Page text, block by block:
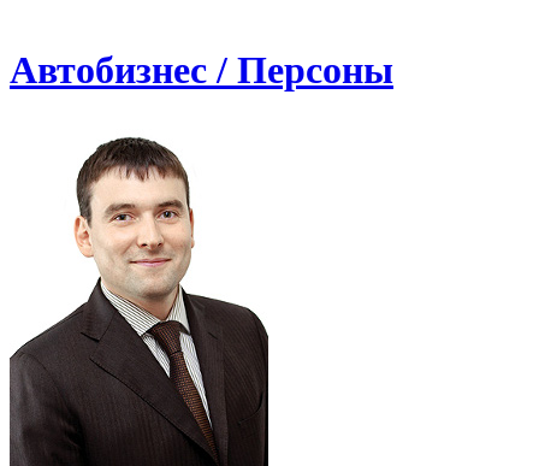
Автобизнес / Персоны